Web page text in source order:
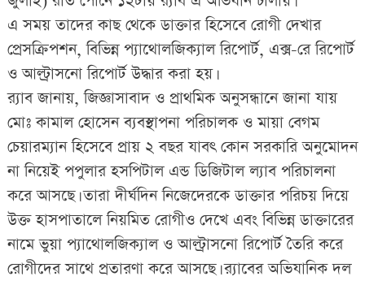
এ সময় তাদের কাছ থেকে ডাক্তার হিসেবে রোগী দেখার
প্রেসক্রিপশন, বিভিন্ন প্যাথোলজিক্যাল রিপোর্ট, এক্স-রে রিপোর্ট
ও আল্ট্রাসনো রিপোর্ট উদ্ধার করা হয়।
র‌্যাব জানায়, জিজ্ঞাসাবাদ ও প্রাথমিক অনুসন্ধানে জানা যায়
মোঃ কামাল হোসেন ব্যবস্থাপনা পরিচালক ও মায়া বেগম
চেয়ারম্যান হিসেবে প্রায় ২ বছর যাবৎ কোন সরকারি অনুমোদন
না নিয়েই পপুলার হসপিটাল এন্ড ডিজিটাল ল্যাব পরিচালনা
করে আসছে। তারা দীর্ঘদিন নিজেদেরকে ডাক্তার পরিচয় দিয়ে
উক্ত হাসপাতালে নিয়মিত রোগীও দেখে এবং বিভিন্ন ডাক্তারের
নামে ভুয়া প্যাথোলজিক্যাল ও আল্ট্রাসনো রিপোর্ট তৈরি করে
রোগীদের সাথে প্রতারণা করে আসছে। র‌্যাবের অভিযানিক দল